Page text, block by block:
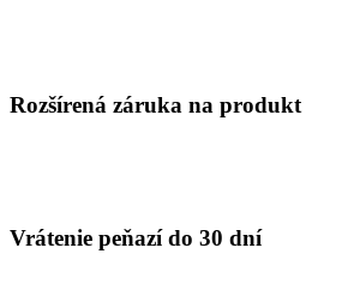
Rozšírená záruka na produkt
Vrátenie peňazí do 30 dní